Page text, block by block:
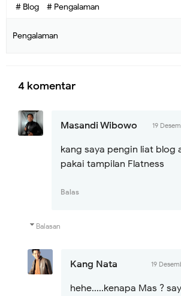
# Blog # Pengalaman
Pengalaman
4 komentar
Masandi Wibowo 19
kang saya pengin liat blog
pakai tampilan Flatness
Balas
Balasan
Kang Nata 19
hehe.....kenapa Mas ?